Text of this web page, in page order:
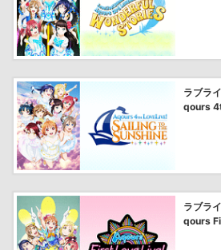
ラブラ
qours
ラブラ
qours